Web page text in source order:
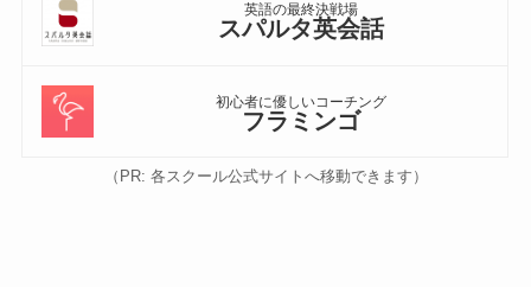
英語の最終決戦場
スパルタ英会話
初心者に優しいコーチング
フラミンゴ
（PR: 各スクール公式サイトへ移動できます）